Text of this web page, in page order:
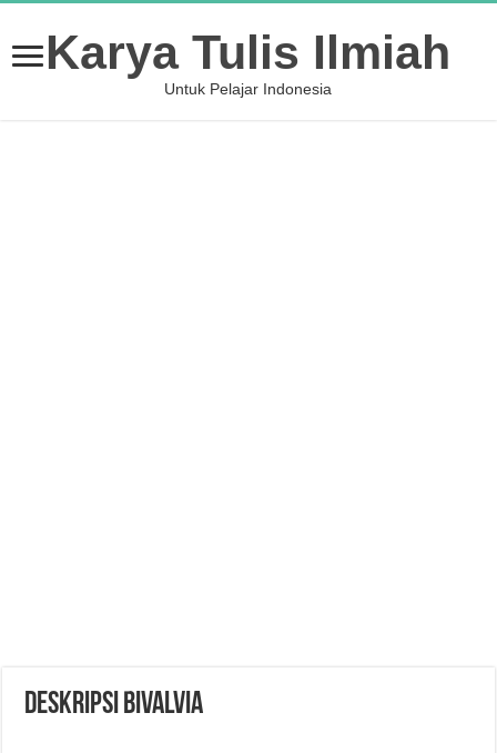
Karya Tulis Ilmiah
Untuk Pelajar Indonesia
Deskripsi Bivalvia